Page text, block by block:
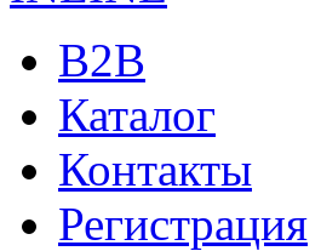
B2B
Каталог
Контакты
Регистрация